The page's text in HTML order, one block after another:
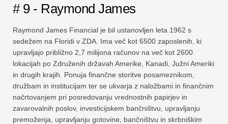
# 9 - Raymond James
Raymond James Financial je bil ustanovljen leta 1962 s
sedežem na Floridi v ZDA. Ima več kot 6500 zaposlenih, ki
upravljajo približno 2,7 milijona računov na več kot 2600
lokacijah po Združenih državah Amerike, Kanadi, Južni Ameriki
in drugih krajih. Ponuja finančne storitve posameznikom,
družbam in institucijam ter se ukvarja z naložbami in finančnim
načrtovanjem pri posredovanju vrednostnih papirjev in
zavarovalnih poslov, investicijskem bančništvu, upravljanju
premoženja, upravljanju gotovine, bančništvu in skrbniškim